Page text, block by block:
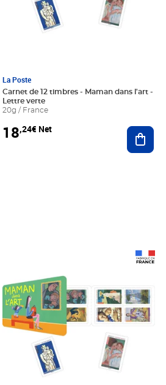
au panier
La Poste
Carnet de 12 timbres - Maman dans l'art -
Lettre verte
20g / France
18,24€ Net